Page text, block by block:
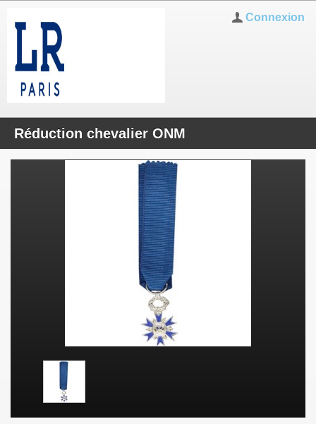
Connexion
Réduction chevalier ONM